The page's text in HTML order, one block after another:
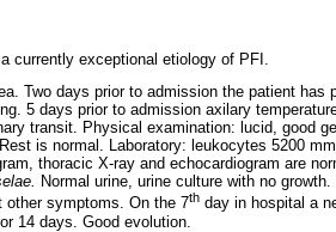
currently exceptional etiology of PFI.
Two days prior to admission the patient has
5 days prior to admission axilary
transit. Physical examination: lucid, good
is normal. Laboratory: leukocytes 5200
thoracic X-ray and echocardiogram are
Normal urine, urine culture with no
other symptoms. On the 7th day in hospital a
14 days. Good evolution.